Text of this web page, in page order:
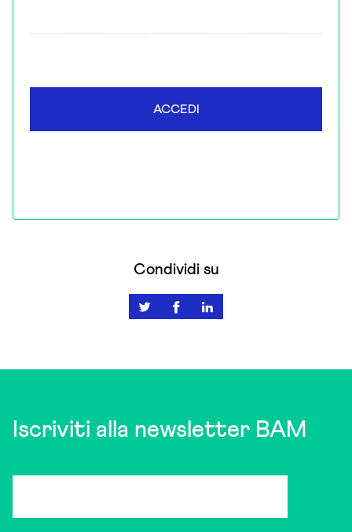
ACCEDI
Condividi su
Iscriviti alla newsletter BAM